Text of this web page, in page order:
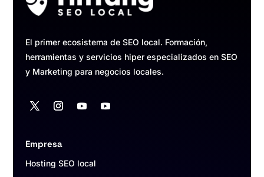
El primer ecosistema de SEO local. Formación,
herramientas y servicios hiper especializados en SEO
y Marketing para negocios locales.
Empresa
Hosting SEO local